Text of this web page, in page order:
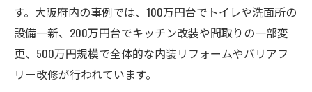
す。大阪府内の事例では、100万円台でトイレや洗面所の
設備一新、200万円台でキッチン改装や間取りの一部変
更、500万円規模で全体的な内装リフォームやバリアフ
リー改修が行われています。